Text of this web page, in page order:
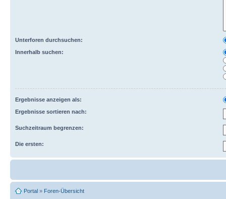
Unterforen durchsuchen:
Innerhalb suchen:
Ergebnisse anzeigen als:
Ergebnisse sortieren nach:
Suchzeitraum begrenzen:
Die ersten:
Portal » Foren-Übersicht